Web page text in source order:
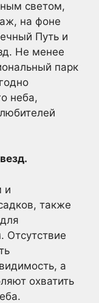
светом,
на фоне
Путь и
Не менее
парк
неба,
и
также
Отсутствие
а
охватить